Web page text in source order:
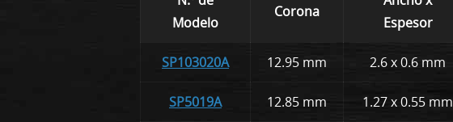
Modelo
Corona
Espesor
SP103020A 12.95 mm 2.6 x 0.6 mm
SP5019A 12.85 mm 1.27 x 0.55 mm